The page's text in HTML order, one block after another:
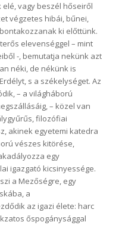
vagy beszél hőseiről
végzetes hibái, bűnei,
ki előttünk.
elevenséggel – mint
-, bemutatja nekünk azt
néki, de nékünk is
s a székelységet. Az
– a világháború
– közel van
filozófiai
akinek egyetemi katedra
vészes kitörése,
egy
igazgató kicsinyessége.
a Mezőségre, egy
a
az igazi élete: harc
őspogánysággal